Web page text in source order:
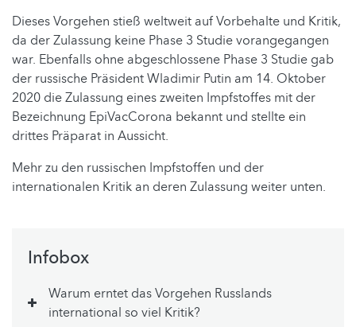
Dieses Vorgehen stieß weltweit auf Vorbehalte und Kritik,
da der Zulassung keine Phase 3 Studie vorangegangen
war. Ebenfalls ohne abgeschlossene Phase 3 Studie gab
der russische Präsident Wladimir Putin am 14. Oktober
2020 die Zulassung eines zweiten Impfstoffes mit der
Bezeichnung EpiVacCorona bekannt und stellte ein
drittes Präparat in Aussicht.
Mehr zu den russischen Impfstoffen und der
internationalen Kritik an deren Zulassung weiter unten.
Infobox
Warum erntet das Vorgehen Russlands
international so viel Kritik?